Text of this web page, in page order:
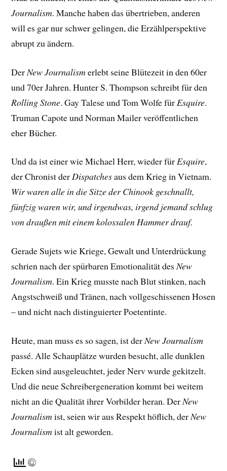
Journalism. Manche haben das übertrieben, anderen
will es gar nur schwer gelingen, die Erzählperspektive
abrupt zu ändern.
Der New Journalismerlebt seine Blütezeit in den 60er
und 70er Jahren. Hunter S. Thompson schreibt für den
Rolling Stone. Gay Talese und Tom Wolfe für Esquire.
Truman Capote und Norman Mailer veröffentlichen
eher Bücher.
Und da ist einer wie Michael Herr, wieder fürEsquire,
der Chronist derDispatchesaus dem Krieg in Vietnam.
Wir waren alle in die Sitze der Chinook geschnallt,
fünfzig waren wir, und irgendwas, irgend jemand schlug
von draußen mit einem kolossalen Hammer drauf.
Gerade Sujets wie Kriege, Gewalt und Unterdrückung
schrien nach der spürbaren Emotionalität desNew
Journalism. Ein Krieg musste nach Blut stinken, nach
Angstschweiß und Tränen, nach vollgeschissenen Hosen
– und nicht nach distinguierter Poetentinte.
Heute, man muss es so sagen, ist derNew Journalism
passé. Alle Schauplätze wurden besucht, alle dunklen
Ecken sind ausgeleuchtet, jeder Nerv wurde gekitzelt.
Und die neue Schreibergeneration kommt bei weitem
nicht an die Qualität ihrer Vorbilder heran. DerNew
Journalismist, seien wir aus Respekt höflich, derNew
Journalismist alt geworden.